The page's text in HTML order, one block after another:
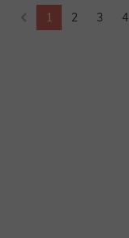
1 2 3 4